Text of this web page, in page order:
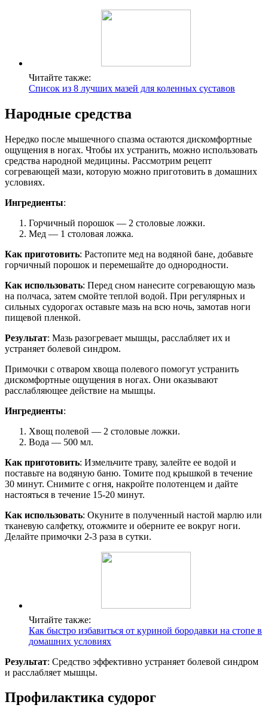
Читайте также:
Список из 8 лучших мазей для коленных суставов
Народные средства
Нередко после мышечного спазма остаются дискомфортные
ощущения в ногах. Чтобы их устранить, можно использовать
средства народной медицины. Рассмотрим рецепт
согревающей мази, которую можно приготовить в домашних
условиях.
Ингредиенты:
Горчичный порошок — 2 столовые ложки.
Мед — 1 столовая ложка.
Как приготовить: Растопите мед на водяной бане, добавьте
горчичный порошок и перемешайте до однородности.
Как использовать: Перед сном нанесите согревающую мазь
на полчаса, затем смойте теплой водой. При регулярных и
сильных судорогах оставьте мазь на всю ночь, замотав ноги
пищевой пленкой.
Результат: Мазь разогревает мышцы, расслабляет их и
устраняет болевой синдром.
Примочки с отваром хвоща полевого помогут устранить
дискомфортные ощущения в ногах. Они оказывают
расслабляющее действие на мышцы.
Ингредиенты:
Хвощ полевой — 2 столовые ложки.
Вода — 500 мл.
Как приготовить: Измельчите траву, залейте ее водой и
поставьте на водяную баню. Томите под крышкой в течение
30 минут. Снимите с огня, накройте полотенцем и дайте
настояться в течение 15-20 минут.
Как использовать: Окуните в полученный настой марлю или
тканевую салфетку, отожмите и оберните ее вокруг ноги.
Делайте примочки 2-3 раза в сутки.
Читайте также:
Как быстро избавиться от куриной бородавки на стопе в
домашних условиях
Результат: Средство эффективно устраняет болевой синдром
и расслабляет мышцы.
Профилактика судорог